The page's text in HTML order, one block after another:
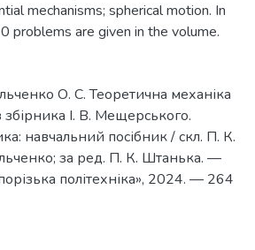
mechanisms; spherical motion. In
problems are given in the volume.
О. С. Теоретична механіка
збірника І. В. Мещерського.
навчальний посібник / скл. П. К.
за ред. П. К. Штанька. —
політехніка», 2024. — 264